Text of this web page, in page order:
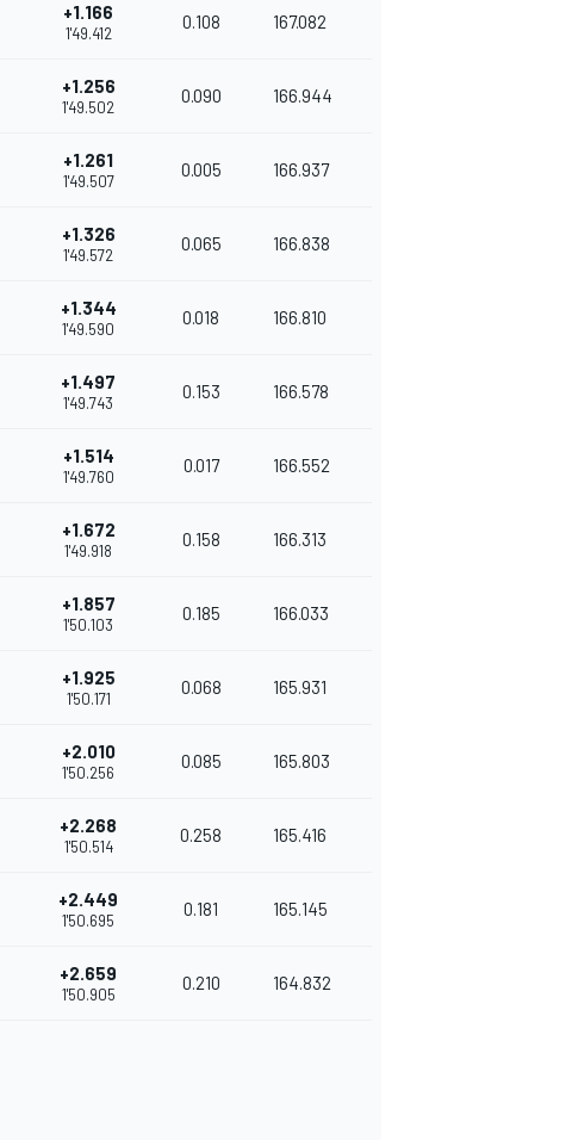
+1.166
1'49.412
0.108 167.082
+1.256
1'49.502
0.090 166.944
+1.261
1'49.507
0.005 166.937
+1.326
1'49.572
0.065 166.838
+1.344
1'49.590
0.018 166.810
+1.497
1'49.743
0.153 166.578
+1.514
1'49.760
0.017 166.552
+1.672
1'49.918
0.158 166.313
+1.857
1'50.103
0.185 166.033
+1.925
1'50.171
0.068 165.931
+2.010
1'50.256
0.085 165.803
+2.268
1'50.514
0.258 165.416
+2.449
1'50.695
0.181 165.145
+2.659
1'50.905
0.210 164.832